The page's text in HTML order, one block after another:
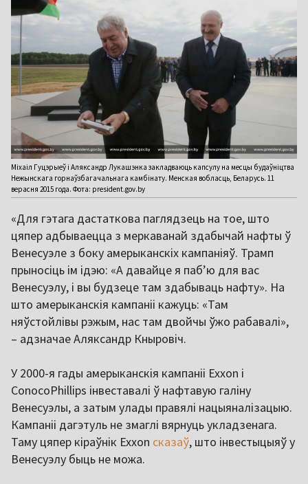
Міхаіл Гуцэрыеў і Аляксандр Лукашэнка закладваюць капсулу на месцы будаўніцтва
Нежынскага горнаўзбагачальнага камбінату. Менская вобласць, Беларусь. 11
верасня 2015 года. Фота: president.gov.by
«Для гэтага дастаткова паглядзець на тое, што
цяпер адбываецца з меркаванай здабычай нафты ў
Венесуэле з боку амерыканскіх кампаніяў. Трамп
прыносіць ім ідэю: «А давайце я пабʼю для вас
Венесуэлу, і вы будзеце там здабываць нафту». На
што амерыканскія кампаніі кажуць: «Там
няўстойлівы рэжым, нас там двойчы ўжо рабавалі»,
– адзначае Аляксандр Кныровіч.
У 2000-я гады амерыканскія кампаніі Exxon і
ConocoPhillips інвеставалі ў нафтавую галіну
Венесуэлы, а затым улады правялі нацыяналізацыю.
Кампаніі дагэтуль не змаглі вярнуць укладзенага.
Таму цяпер кіраўнік Exxon сказаў, што інвестыцыяў у
Венесуэлу быць не можа.